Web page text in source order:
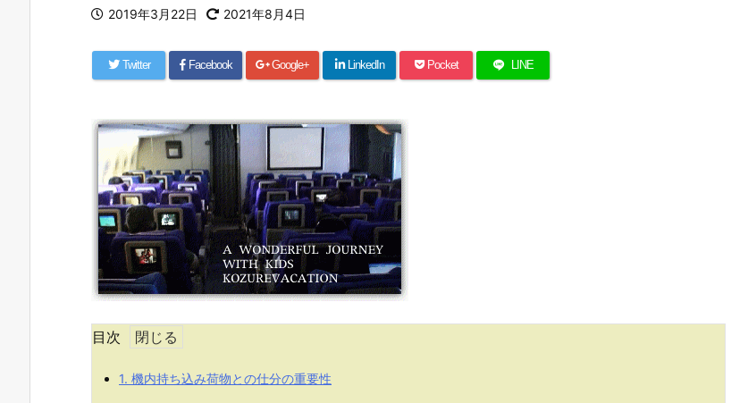
2019年3月22日 2021年8月4日
Twitter Facebook Google+ LinkedIn Pocket LINE
目次
1. 機内持ち込み荷物との仕分の重要性